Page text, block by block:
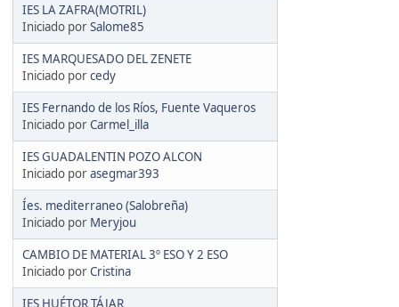
IES LA ZAFRA(MOTRIL)
Iniciado porSalome85
IES MARQUESADO DEL ZENETE
Iniciado porcedy
IES Fernando de los Ríos, Fuente Vaqueros
Iniciado porCarmel_illa
IES GUADALENTIN POZO ALCON
Iniciado porasegmar393
Íes. mediterraneo (Salobreña)
Iniciado por Meryjou
CAMBIO DE MATERIAL 3º ESO Y 2 ESO
Iniciado porCristina
IES HUÉTOR TÁJAR